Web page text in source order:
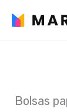
Bolsas